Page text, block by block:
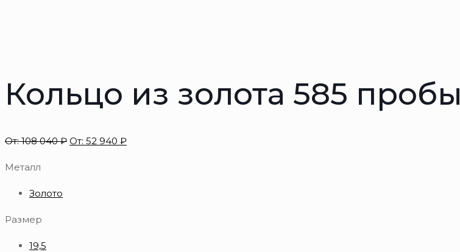
Кольцо из золота 585 пробы
От:108 040₽ От: 52 940 ₽
Металл
Золото
Размер
19,5